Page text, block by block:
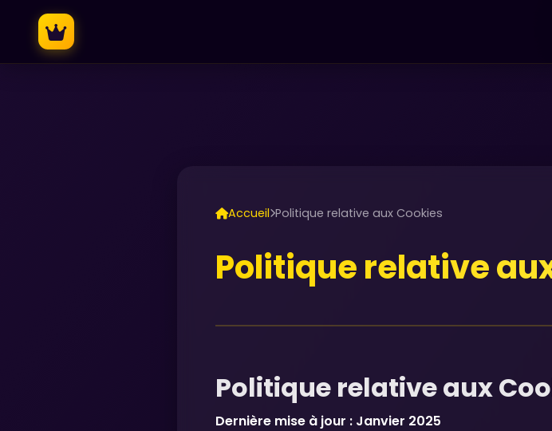
Accueil Politique relative aux Cookies
Politique relative
Politique relative aux
Dernière mise à jour : Janvier 2025